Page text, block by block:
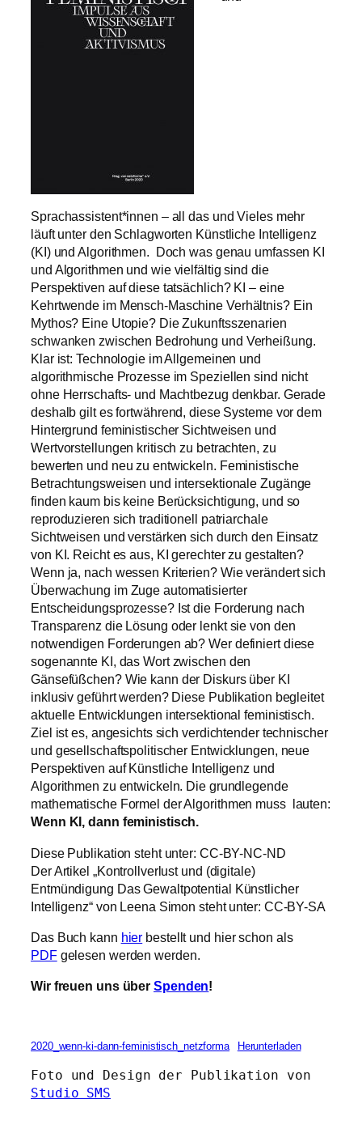
Sprachassistent*innen – all das und Vieles mehr
läuft unter den Schlagworten Künstliche Intelligenz
(KI) und Algorithmen. Doch was genau umfassen KI
und Algorithmen und wie vielfältig sind die
Perspektiven auf diese tatsächlich? KI – eine
Kehrtwende im Mensch-Maschine Verhältnis? Ein
Mythos? Eine Utopie? Die Zukunftsszenarien
schwanken zwischen Bedrohung und Verheißung.
Klar ist: Technologie im Allgemeinen und
algorithmische Prozesse im Speziellen sind nicht
ohne Herrschafts- und Machtbezug denkbar. Gerade
deshalb gilt es fortwährend, diese Systeme vor dem
Hintergrund feministischer Sichtweisen und
Wertvorstellungen kritisch zu betrachten, zu
bewerten und neu zu entwickeln. Feministische
Betrachtungsweisen und intersektionale Zugänge
finden kaum bis keine Berücksichtigung, und so
reproduzieren sich traditionell patriarchale
Sichtweisen und verstärken sich durch den Einsatz
von KI. Reicht es aus, KI gerechter zu gestalten?
Wenn ja, nach wessen Kriterien? Wie verändert sich
Überwachung im Zuge automatisierter
Entscheidungsprozesse? Ist die Forderung nach
Transparenz die Lösung oder lenkt sie von den
notwendigen Forderungen ab? Wer definiert diese
sogenannte KI, das Wort zwischen den
Gänsefüßchen? Wie kann der Diskurs über KI
inklusiv geführt werden? Diese Publikation begleitet
aktuelle Entwicklungen intersektional feministisch.
Ziel ist es, angesichts sich verdichtender technischer
und gesellschaftspolitischer Entwicklungen, neue
Perspektiven auf Künstliche Intelligenz und
Algorithmen zu entwickeln. Die grundlegende
mathematische Formel der Algorithmen muss lauten:
Wenn KI, dann feministisch.
Diese Publikation steht unter: CC-BY-NC-ND
Der Artikel „Kontrollverlust und (digitale)
Entmündigung Das Gewaltpotential Künstlicher
Intelligenz“ von Leena Simon steht unter: CC-BY-SA
Das Buch kann hier bestellt und hier schon als
PDFgelesen werden werden.
Wir freuen uns über Spenden!
2020_wenn-ki-dann-feministisch_netzforma Herunterladen
Studio SMS